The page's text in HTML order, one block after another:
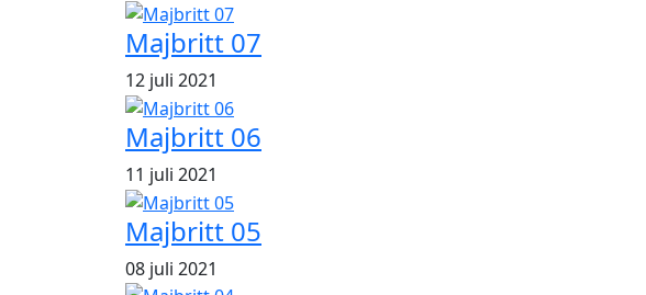
Majbritt 07
12 juli 2021
Majbritt 06
11 juli 2021
Majbritt 05
08 juli 2021